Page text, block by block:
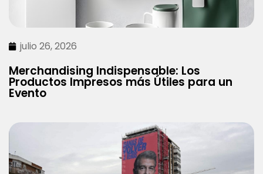
julio 26, 2026
Merchandising Indispensable: Los
Productos Impresos más Útiles para un
Evento